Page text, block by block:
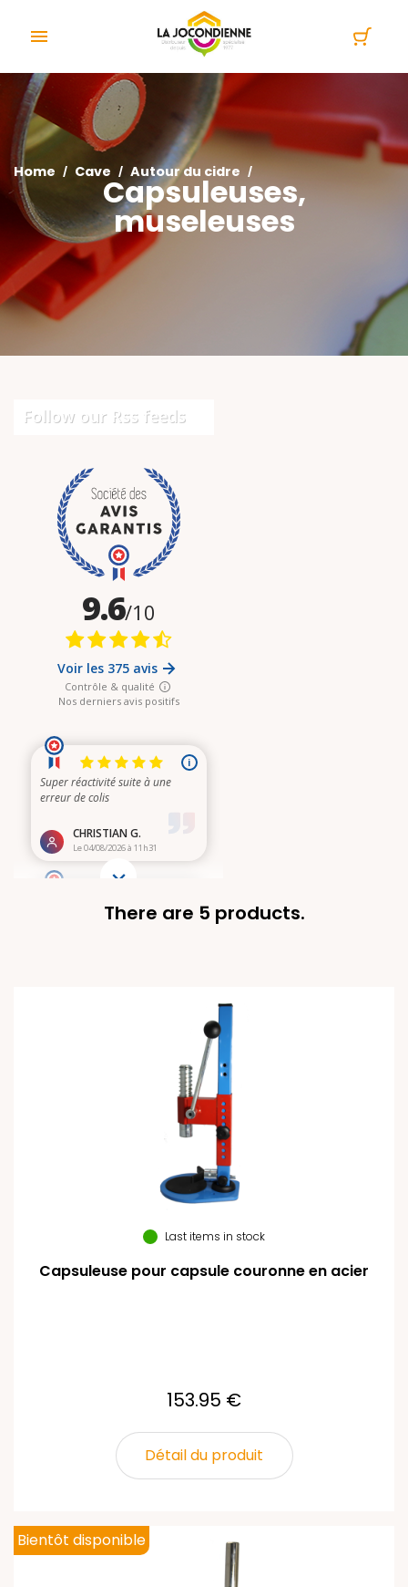

Home Cave Autour du cidre
Capsuleuses,
museleuses
Follow our Rss feeds
There are 5 products.
Last items in stock
Capsuleuse pour capsule couronne en acier
153.95 €
Détail du produit
Bientôt disponible
Cookies management panel